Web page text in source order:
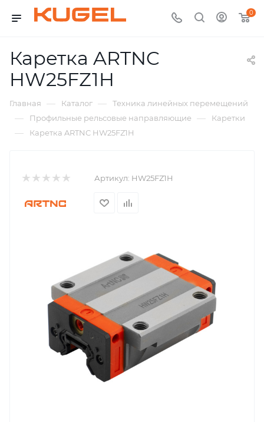
0
Каретка ARTNC
HW25FZ1H
Главная — Каталог — Техника линейных перемещений
— Профильные рельсовые направляющие — Каретки
— Каретка ARTNC HW25FZ1H
Артикул: HW25FZ1H